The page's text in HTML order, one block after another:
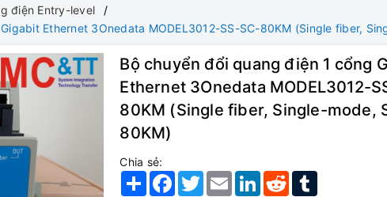
điện Entry-level
Ethernet 3Onedata MODEL3012-SS-SC-80KM (Single fiber,
Bộ chuyển đổi quang điện 1 cổng
Ethernet 3Onedata MODEL3012-
80KM (Single fiber, Single-mode,
80KM)
Chia sẻ:
Share Facebook
TwitterEmail LinkedIn
Reddit